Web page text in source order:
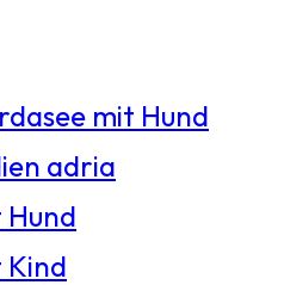
mit Hund
adria
Kind